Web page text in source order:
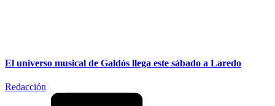
El universo musical de Galdós llega este sábado a Laredo
Redacción